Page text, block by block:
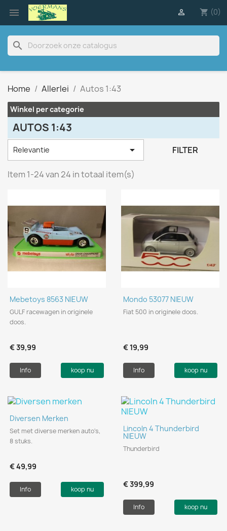
 shopping_cart (0)

search
Home Allerlei Autos 1:43
Winkel per categorie
AUTOS 1:43
Relevantie  FILTER
Item 1-24 van 24 in totaal item(s)
Mebetoys 8563 NIEUW
GULF racewagen in originele
doos.
€ 39,99
Info koop nu
Mondo 53077 NIEUW
Fiat 500 in originele doos.
€ 19,99
Info koop nu
Diversen Merken
Set met diverse merken auto's,
8 stuks.
€ 49,99
Info koop nu
Lincoln 4 Thunderbird
NIEUW
Thunderbird
€ 399,99
Info koop nu